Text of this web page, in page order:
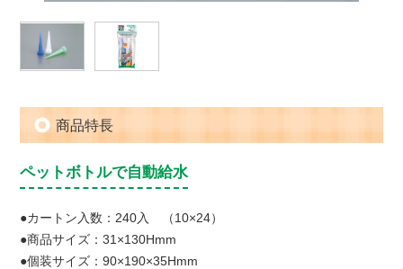
商品特長
ペットボトルで自動給水
●カートン入数：240入 （10×24）
●商品サイズ：31×130Hmm
●個装サイズ：90×190×35Hmm